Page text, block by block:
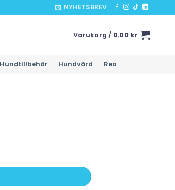
NYHETSBREV
Varukorg / 0.00 kr
Hundtillbehör Hundvård Rea